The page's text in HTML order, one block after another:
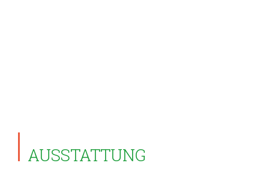
AUSSTATTUNG